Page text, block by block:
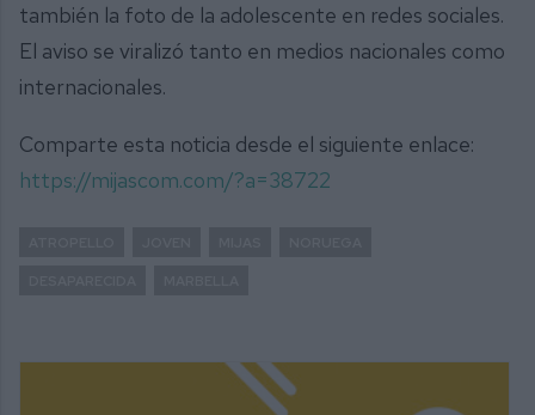
también la foto de la adolescente en redes sociales.
El aviso se viralizó tanto en medios nacionales como
internacionales.
Comparte esta noticia desde el siguiente enlace:
https://mijascom.com/?a=38722